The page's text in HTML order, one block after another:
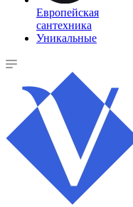
Европейская
сантехника
Уникальные